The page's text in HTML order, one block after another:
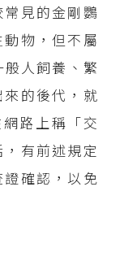
見的金剛鸚
物，但不屬
人飼養、繁
的後代，就
路上稱「交
有前述規定
確認，以免